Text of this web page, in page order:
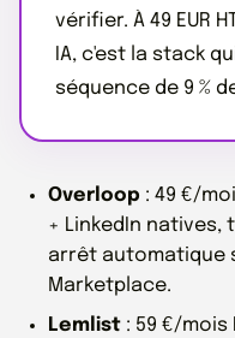
vérifier. À 49 EUR
IA, c'est la stack
séquence de 9 %
Overloop : 49 €/
+ LinkedIn natives,
arrêt automatique
Marketplace.
Lemlist : 59 €/mois